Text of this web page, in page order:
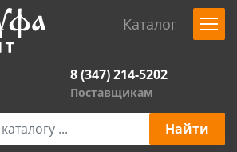
Каталог
8 (347) 214-5202
Поставщикам